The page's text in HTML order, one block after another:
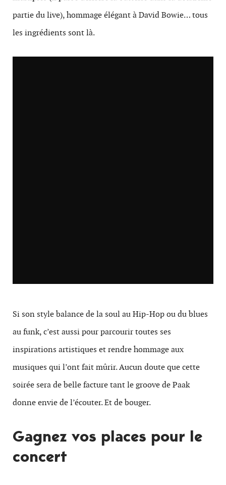
partie du live), hommage élégant à David Bowie… tous
les ingrédients sont là.
Si son style balance de la soul au Hip-Hop ou du blues
au funk, c’est aussi pour parcourir toutes ses
inspirations artistiques et rendre hommage aux
musiques qui l’ont fait mûrir. Aucun doute que cette
soirée sera de belle facture tant le groove de Paak
donne envie de l’écouter. Et de bouger.
Gagnez vos places pour le
concert